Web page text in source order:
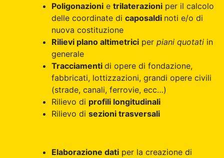
Poligonazioni e trilaterazioni per il calcolo
delle coordinate di caposaldi noti e/o di
nuova costituzione
Rilievi plano altimetrici per piani quotati in
generale
Tracciamenti di opere di fondazione,
fabbricati, lottizzazioni, grandi opere civili
(strade, canali, ferrovie, ecc…)
Rilievo di profili longitudinali
Rilievo di sezioni trasversali
Elaborazione dati per la creazione di